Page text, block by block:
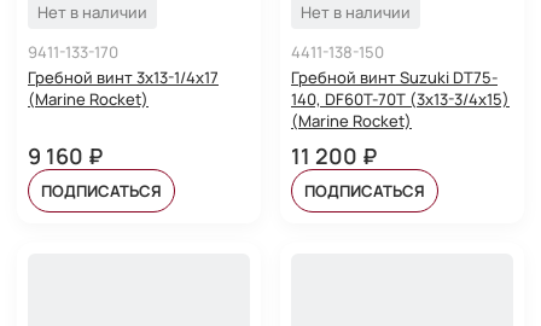
Нет в наличии
9411-133-170
Гребной винт 3x13-1/4x17
(Marine Rocket)
9 160 ₽
ПОДПИСАТЬСЯ
Нет в наличии
4411-138-150
Гребной винт Suzuki DT75-
140, DF60T-70T (3x13-3/4x15)
(Marine Rocket)
11 200 ₽
ПОДПИСАТЬСЯ